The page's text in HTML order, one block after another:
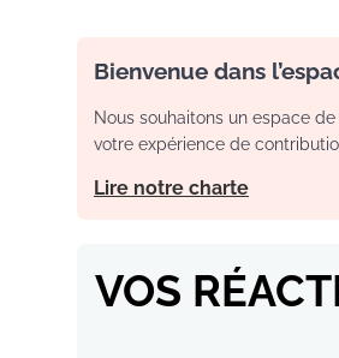
Bienvenue dans
Nous souhaitons un espace
votre expérience de
Lire notre charte
VOS